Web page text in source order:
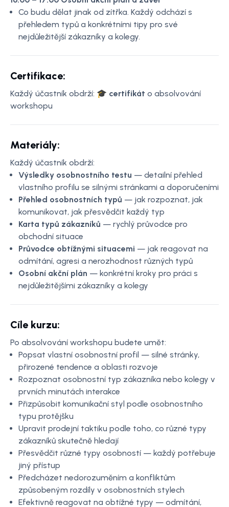
Co budu dělat jinak od zítřka. Každý odchází s
přehledem typů a konkrétními tipy pro své
nejdůležitější zákazníky a kolegy.
Certifikace:
Každý účastník obdrží: 🎓 certifikát o absolvování
workshopu
Materiály:
Každý účastník obdrží:
Výsledky osobnostního testu — detailní přehled
vlastního profilu se silnými stránkami a doporučeními
Přehled osobnostních typů — jak rozpoznat, jak
komunikovat, jak přesvědčit každý typ
Karta typů zákazníků — rychlý průvodce pro
obchodní situace
Průvodce obtížnými situacemi — jak reagovat na
odmítání, agresi a nerozhodnost různých typů
Osobní akční plán — konkrétní kroky pro práci s
nejdůležitějšími zákazníky a kolegy
Cíle kurzu:
Po absolvování workshopu budete umět:
Popsat vlastní osobnostní profil — silné stránky,
přirozené tendence a oblasti rozvoje
Rozpoznat osobnostní typ zákazníka nebo kolegy v
prvních minutách interakce
Přizpůsobit komunikační styl podle osobnostního
typu protějšku
Upravit prodejní taktiku podle toho, co různé typy
zákazníků skutečně hledají
Přesvědčit různé typy osobností — každý potřebuje
jiný přístup
Předcházet nedorozuměním a konfliktům
způsobeným rozdíly v osobnostních stylech
Efektivně reagovat na obtížné typy — odmítání,